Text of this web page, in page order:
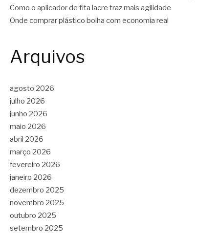
Como o aplicador de fita lacre traz mais agilidade
Onde comprar plástico bolha com economia real
Arquivos
agosto 2026
julho 2026
junho 2026
maio 2026
abril 2026
março 2026
fevereiro 2026
janeiro 2026
dezembro 2025
novembro 2025
outubro 2025
setembro 2025